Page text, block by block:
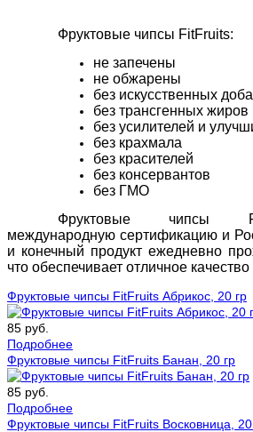
Фруктовые чипсы FitFruits:
не запечены
не обжарены
без искусственных
без трансгенных жиров
без усилителей и
без крахмала
без красителей
без консервантов
без ГМО
Фруктовые чипсы
международную сертификацию и
и конечный продукт ежедневно
что обеспечивает отличное
Фруктовые чипсы FitFruits Абрикос, 20 гр
85 руб.
Подробнее
Фруктовые чипсы FitFruits Банан, 20 гр
85 руб.
Подробнее
Фруктовые чипсы FitFruits Восковница, 20